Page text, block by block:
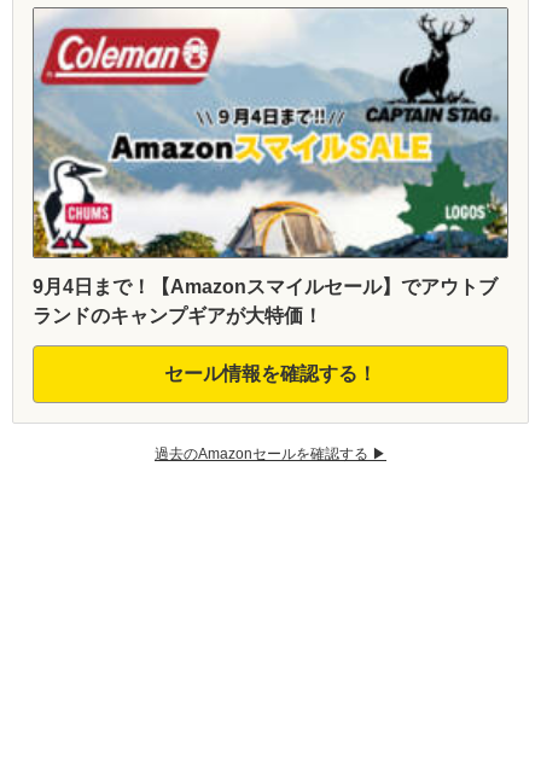
9月4日まで！【Amazonスマイルセール】でアウトブ
ランドのキャンプギアが大特価！
セール情報を確認する！
過去のAmazonセールを確認する ▶︎